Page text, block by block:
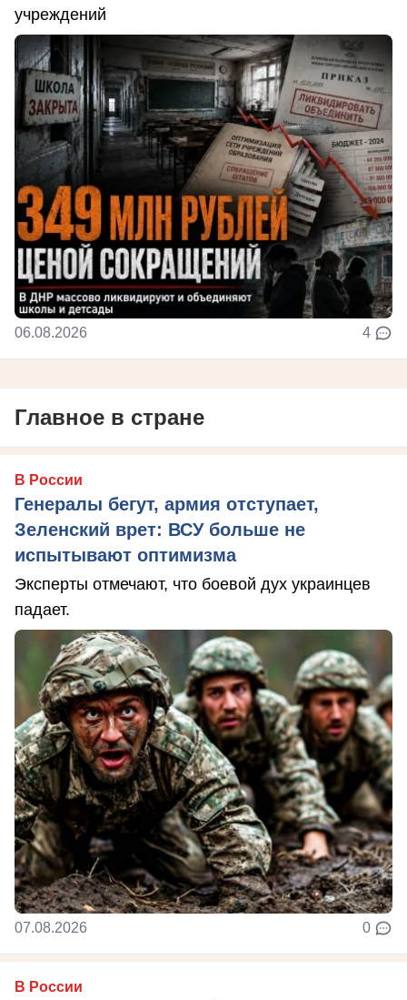
учреждений
06.08.2026 4
Главное в стране
В России
Генералы бегут, армия отступает,
Зеленский врет: ВСУ больше не
испытывают оптимизма
Эксперты отмечают, что боевой дух украинцев
падает.
07.08.2026 0
В России